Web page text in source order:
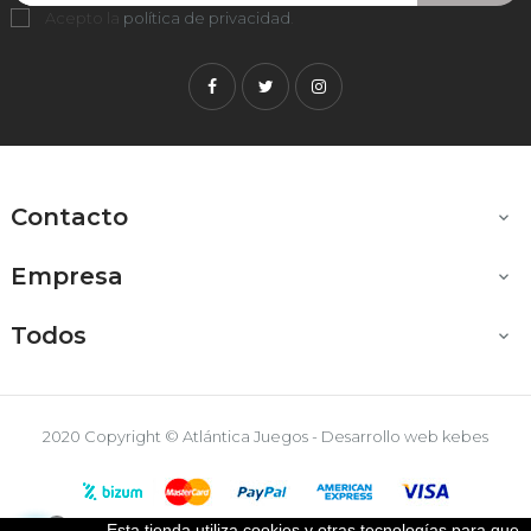
Acepto la política de privacidad
FacebookTwitterInstagram
Contacto 
Empresa 
Todos 
2020 Copyright © Atlántica Juegos - Desarrollo web kebes